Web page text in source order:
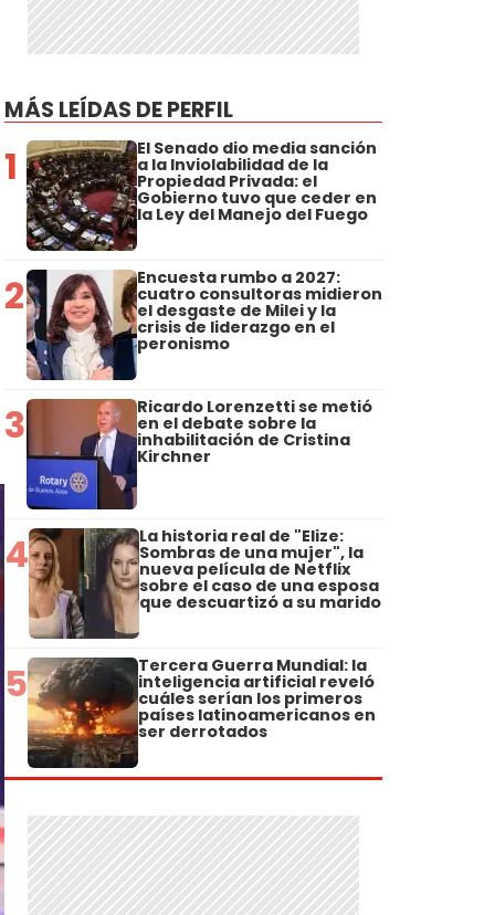
MÁS LEÍDAS DE PERFIL
1 El Senado dio media sanción
a la Inviolabilidad de la
Propiedad Privada: el
Gobierno tuvo que ceder en
la Ley del Manejo del Fuego
2 Encuesta rumbo a 2027:
cuatro consultoras midieron
el desgaste de Milei y la
crisis de liderazgo en el
peronismo
3 Ricardo Lorenzetti se metió
en el debate sobre la
inhabilitación de Cristina
Kirchner
4 La historia real de "Elize:
Sombras de una mujer", la
nueva película de Netflix
sobre el caso de una esposa
que descuartizó a su marido
5 Tercera Guerra Mundial: la
inteligencia artificial reveló
cuáles serían los primeros
países latinoamericanos en
ser derrotados